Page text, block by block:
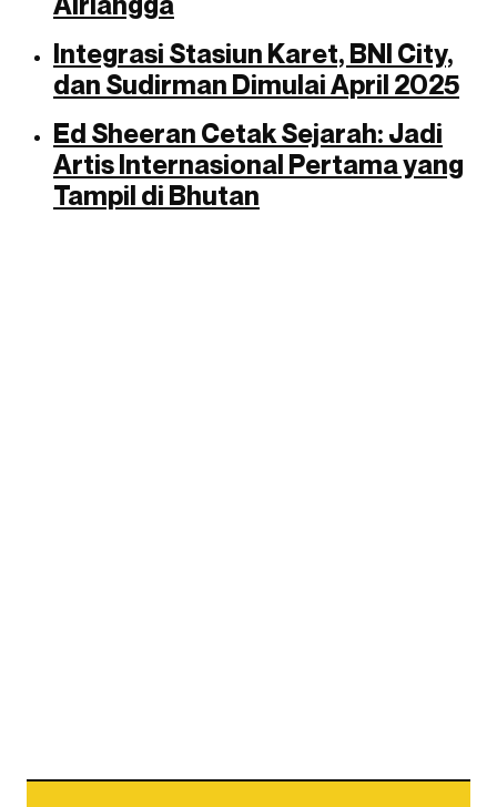
Integrasi Stasiun Karet, BNI City,
dan Sudirman Dimulai April 2025
Ed Sheeran Cetak Sejarah: Jadi
Artis Internasional Pertama yang
Tampil di Bhutan